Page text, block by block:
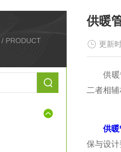
/ PRODUCT
供暖
更新
供暖管
二者相
供
保与设